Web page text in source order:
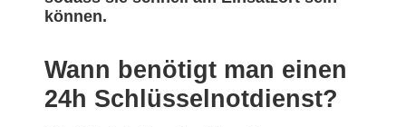
können.
Wann benötigt man einen
24h Schlüsselnotdienst?